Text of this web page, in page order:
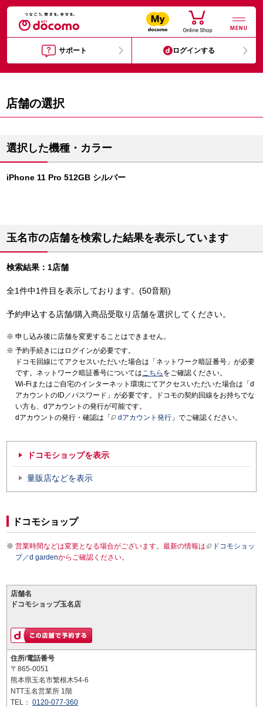
MENU
サポート ログインする
店舗の選択
選択した機種・カラー
iPhone 11 Pro 512GB シルバー
玉名市の店舗を検索した結果を表示しています
検索結果：1店舗
全1件中1件目を表示しております。(50音順)
予約申込する店舗/購入商品受取り店舗を選択してください。
申し込み後に店舗を変更することはできません。
予約手続きにはログインが必要です。
ドコモ回線にてアクセスいただいた場合は「ネットワーク暗証番号」が必要
です。ネットワーク暗証番号についてはこちら をご確認ください。
Wi-Fiまたはご自宅のインターネット環境にてアクセスいただいた場合は「d
アカウントのID／パスワード」が必要です。ドコモの契約回線をお持ちでな
い方も、dアカウントの発行が可能です。
dアカウントの発行・確認は「
dアカウント発行 」でご確認ください。
ドコモショップを表示
量販店などを表示
ドコモショップ
営業時間などは変更となる場合がございます。最新の情報は
ドコモショッ
プ／d gardenからご確認ください。
店舗名
ドコモショップ玉名店
住所/電話番号
〒865-0051
熊本県玉名市繁根木54-6
NTT玉名営業所 1階
TEL： 0120-077-360